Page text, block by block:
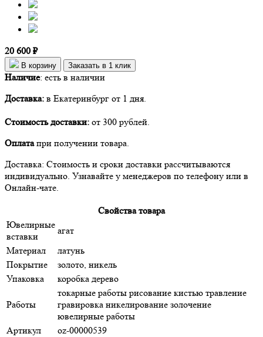
20 600 ₽
В корзину Заказать в 1 клик
Наличие: есть в наличии
Доставка: в Екатеринбург от 1 дня.
Стоимость доставки: от 300 рублей.
Оплатапри получении товара.
Доставка: Стоимость и сроки доставки рассчитываются
индивидуально. Узнавайте у менеджеров по телефону или в
Онлайн-чате.
Свойства товара
Ювелирные
вставки
агат
Материал
латунь
Покрытие
золото, никель
Упаковка
коробка дерево
Работы
токарные работы рисование кистью травление
гравировка никелирование золочение
ювелирные работы
Артикул
oz-00000539